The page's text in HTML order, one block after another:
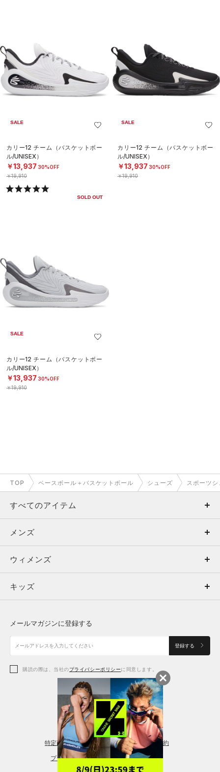
SALE
カリー12 チーム（バスケットボー
ル/UNISEX）
￥13,937 30%OFF
￥19,910
SOLD OUT
SALE
カリー12 チーム（バスケットボー
ル/UNISEX）
￥13,937 30%OFF
￥19,910
SALE
カリー12 チーム（バスケットボー
ル/UNISEX）
￥13,937 30%OFF
￥19,910
TOP ベースボール＋バスケットボール シューズ スポーツ
すべてのアイテム
メンズ
ウィメンズ
キッズ
アクセサリー
メンズ
トップス
ボトムス
アクセサリー
ウィメンズ
トップス
シューズ
アクセサリー
レギンス＆タイツ
キッズ
シューズ
メールマガジンに登録する
登録する
購読の際は、当社のプライバシーポリシーに同意します。
特定商取引法に基づく通販の表記 会員規約
プライバシーポリシー